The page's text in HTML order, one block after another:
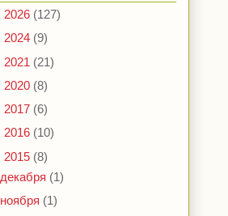
2026 (127)
2024 (9)
2021 (21)
2020 (8)
2017 (6)
2016 (10)
2015 (8)
декабря (1)
ноября (1)